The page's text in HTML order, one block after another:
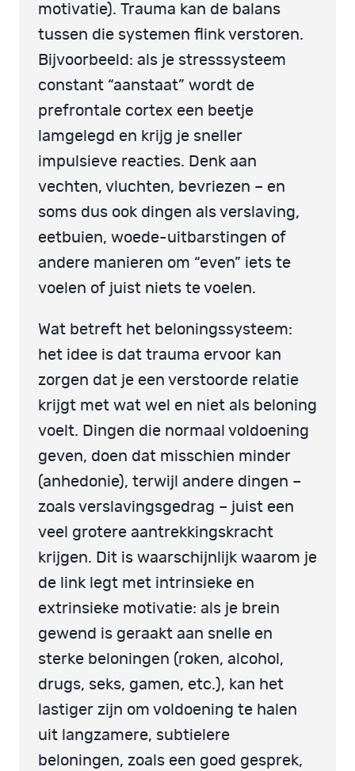
motivatie). Trauma kan de balans
tussen die systemen flink verstoren.
Bijvoorbeeld: als je stresssysteem
constant “aanstaat” wordt de
prefrontale cortex een beetje
lamgelegd en krijg je sneller
impulsieve reacties. Denk aan
vechten, vluchten, bevriezen – en
soms dus ook dingen als verslaving,
eetbuien, woede-uitbarstingen of
andere manieren om “even” iets te
voelen of juist niets te voelen.
Wat betreft het beloningssysteem:
het idee is dat trauma ervoor kan
zorgen dat je een verstoorde relatie
krijgt met wat wel en niet als beloning
voelt. Dingen die normaal voldoening
geven, doen dat misschien minder
(anhedonie), terwijl andere dingen –
zoals verslavingsgedrag – juist een
veel grotere aantrekkingskracht
krijgen. Dit is waarschijnlijk waarom je
de link legt met intrinsieke en
extrinsieke motivatie: als je brein
gewend is geraakt aan snelle en
sterke beloningen (roken, alcohol,
drugs, seks, gamen, etc.), kan het
lastiger zijn om voldoening te halen
uit langzamere, subtielere
beloningen, zoals een goed gesprek,